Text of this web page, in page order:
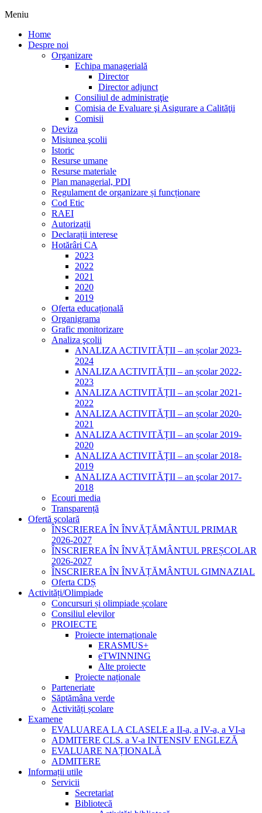
Meniu
Home
Despre noi
Organizare
Echipa managerială
Director
Director adjunct
Consiliul de administraţie
Comisia de Evaluare şi Asigurare a Calităţii
Comisii
Deviza
Misiunea şcolii
Istoric
Resurse umane
Resurse materiale
Plan managerial, PDI
Regulament de organizare și funcționare
Cod Etic
RAEI
Autorizații
Declarații interese
Hotărâri CA
2023
2022
2021
2020
2019
Oferta educațională
Organigrama
Grafic monitorizare
Analiza şcolii
ANALIZA ACTIVITĂȚII – an școlar 2023-
2024
ANALIZA ACTIVITĂȚII – an școlar 2022-
2023
ANALIZA ACTIVITĂȚII – an școlar 2021-
2022
ANALIZA ACTIVITĂȚII – an școlar 2020-
2021
ANALIZA ACTIVITĂȚII – an școlar 2019-
2020
ANALIZA ACTIVITĂȚII – an școlar 2018-
2019
ANALIZA ACTIVITĂŢII – an şcolar 2017-
2018
Ecouri media
Transparență
Ofertă şcolară
ÎNSCRIEREA ÎN ÎNVĂȚĂMÂNTUL PRIMAR
2026-2027
ÎNSCRIEREA ÎN ÎNVĂȚĂMÂNTUL PREȘCOLAR
2026-2027
ÎNSCRIEREA ÎN ÎNVĂȚĂMÂNTUL GIMNAZIAL
Oferta CDȘ
Activități/Olimpiade
Concursuri și olimpiade școlare
Consiliul elevilor
PROIECTE
Proiecte internaționale
ERASMUS+
eTWINNING
Alte proiecte
Proiecte naționale
Parteneriate
Săptămâna verde
Activități școlare
Examene
EVALUAREA LA CLASELE a II-a, a IV-a, a VI-a
ADMITERE CLS. a V-a INTENSIV ENGLEZĂ
EVALUARE NAȚIONALĂ
ADMITERE
Informații utile
Servicii
Secretariat
Bibliotecă